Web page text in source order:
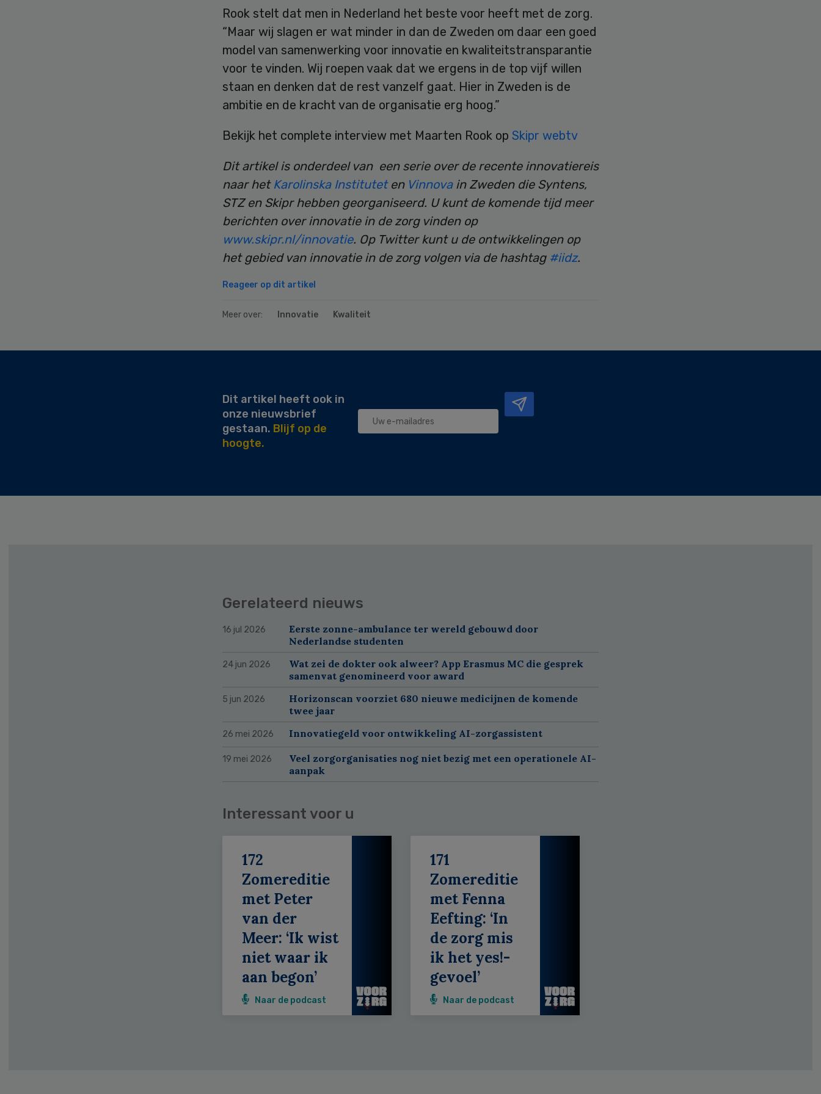
Rook stelt dat men in Nederland het beste voor heeft met de zorg.
“Maar wij slagen er wat minder in dan de Zweden om daar een goed
model van samenwerking voor innovatie en kwaliteitstransparantie
voor te vinden. Wij roepen vaak dat we ergens in de top vijf willen
staan en denken dat de rest vanzelf gaat. Hier in Zweden is de
ambitie en de kracht van de organisatie erg hoog.”
Bekijk het complete interview met Maarten Rook op Skipr webtv
Dit artikel is onderdeel van een serie over de recente innovatiereis
naar het Karolinska Instituteten Vinnovain Zweden die Syntens,
STZ en Skipr hebben georganiseerd. U kunt de komende tijd meer
berichten over innovatie in de zorg vinden op
www.skipr.nl/innovatie. Op Twitter kunt u de ontwikkelingen op
het gebied van innovatie in de zorg volgen via de hashtag #iidz.
Reageer op dit artikel
Meer over: Innovatie Kwaliteit
Dit artikel heeft ook in
onze nieuwsbrief
gestaan. Blijf op de
hoogte.
Gerelateerd nieuws
16 jul 2026
Eerste zonne-ambulance ter wereld gebouwd door
Nederlandse studenten
24 jun 2026
Wat zei de dokter ook alweer? App Erasmus MC die gesprek
samenvat genomineerd voor award
5 jun 2026
Horizonscan voorziet 680 nieuwe medicijnen de komende
twee jaar
26 mei 2026 Innovatiegeld voor ontwikkeling AI-zorgassistent
19 mei 2026
Veel zorgorganisaties nog niet bezig met een operationele AI-
aanpak
Interessant voor u
172
Zomereditie
met Peter
van der
Meer: ‘Ik wist
niet waar ik
aan begon’
Naar de podcast
171
Zomereditie
met Fenna
Eefting: ‘In
de zorg mis
ik het yes!-
gevoel’
Naar de podcast